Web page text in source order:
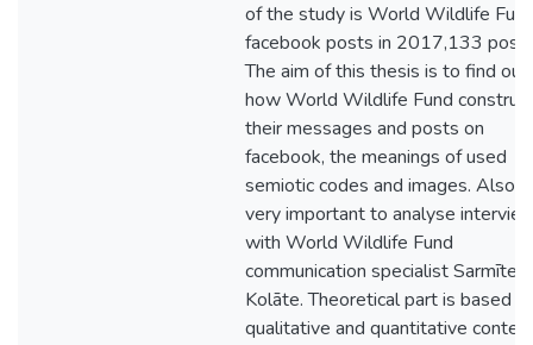
of the study is World Wildlife
facebook posts in 2017,133
The aim of this thesis is to find out
how World Wildlife Fund construct
their messages and posts on
facebook, the meanings of used
semiotic codes and images. Also
very important to analyse
with World Wildlife Fund
communication specialist Sarmīte
Kolāte. Theoretical part is based
qualitative and quantitative